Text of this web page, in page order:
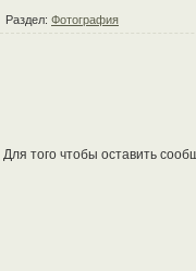
Раздел: Фотография
Для того чтобы оставить